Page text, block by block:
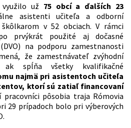
už 75 obcí a ďalších 23
asistenti učiteľa a odborní
v 52 obciach. V rámci
prvýkrát použité aj dočasné
na podporu zamestnanosti
že zamestnávateľ zvýhodní
ak spĺňa všetky kvalifikačné
najmä pri asistentoch učiteľa
ktorí sú zatiaľ financovaní
pracovníci pôsobia traja Rómovia
29 prípadoch bolo pri výberových